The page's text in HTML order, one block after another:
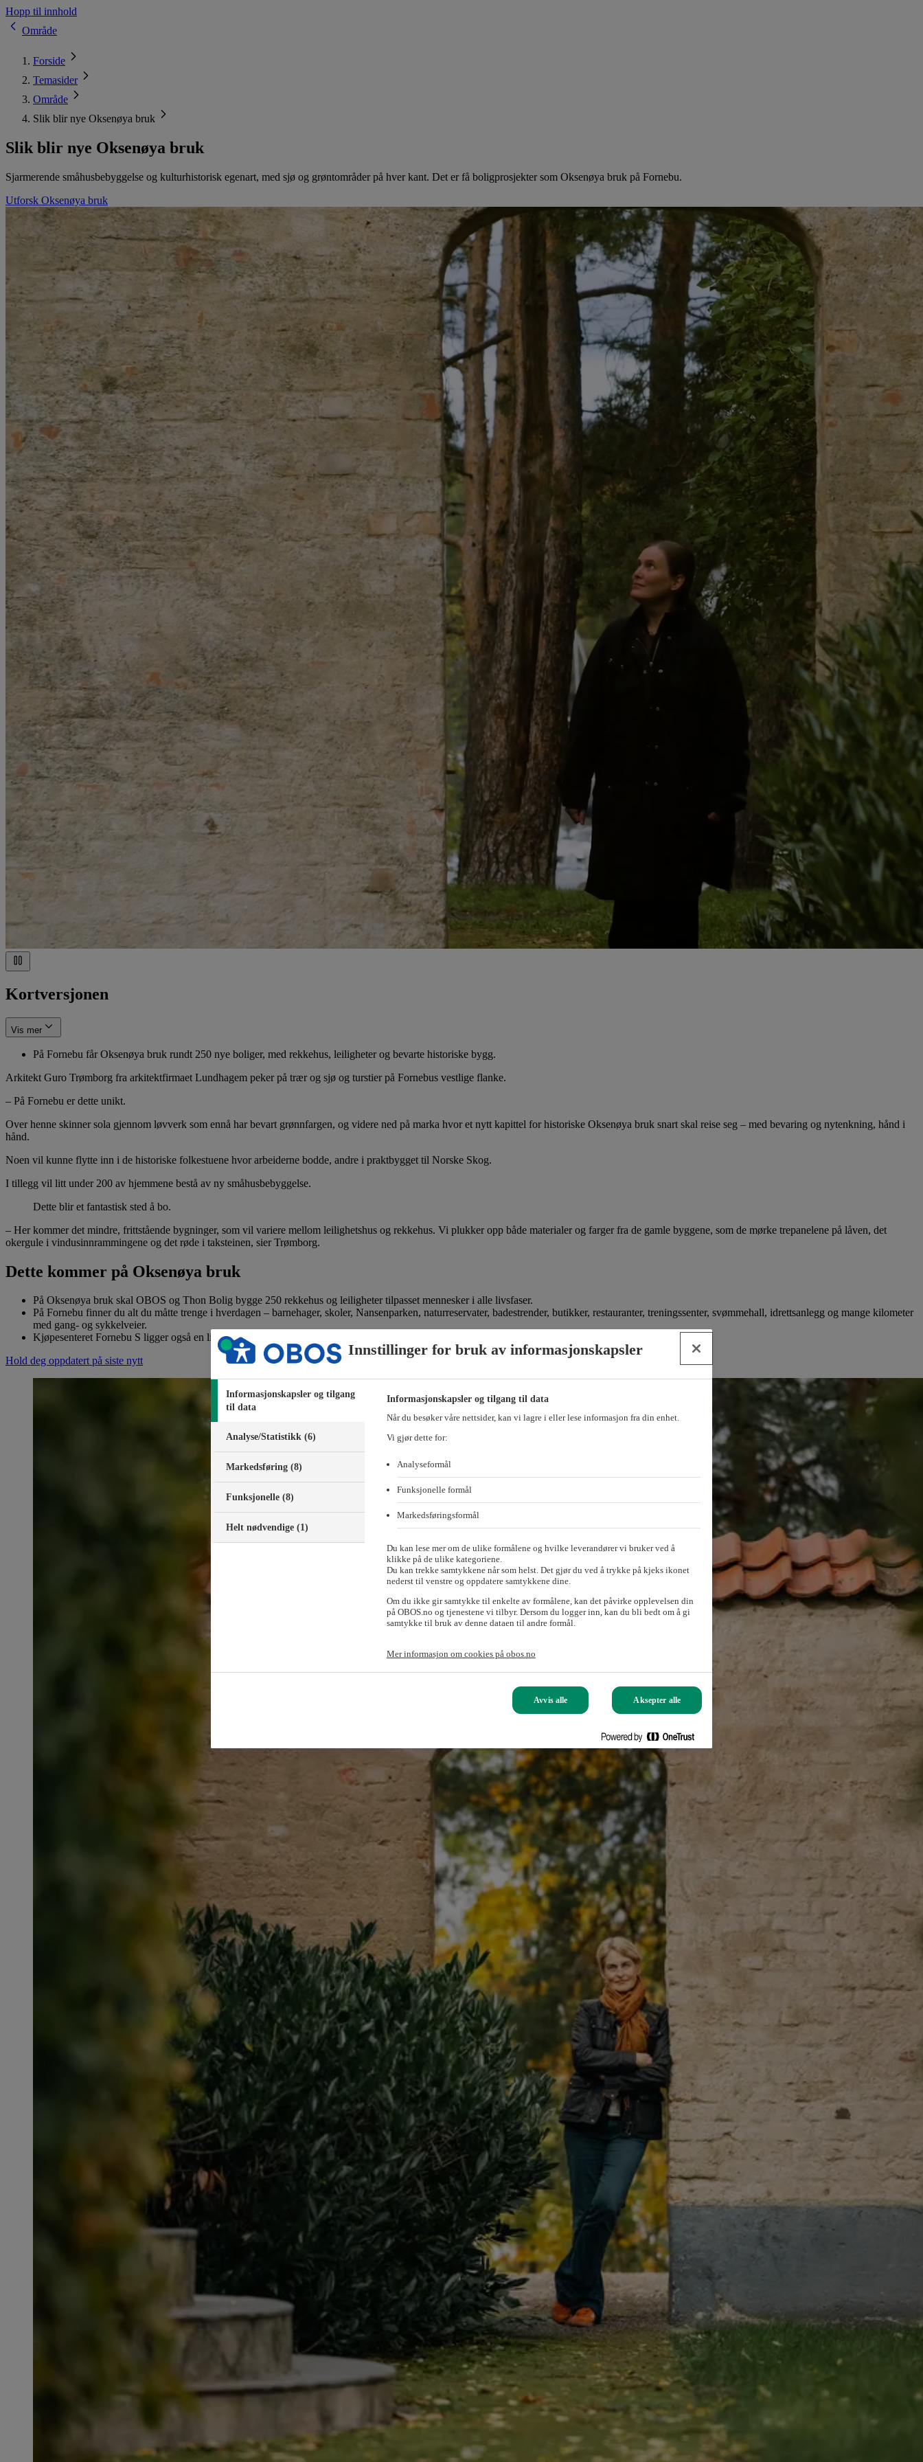
Hopp til innhold
Område
Forside
Temasider
Område
Slik blir nye Oksenøya bruk
Slik blir nye Oksenøya bruk
Sjarmerende småhusbebyggelse og kulturhistorisk egenart, med sjø og grøntområder på hver kant. Det er få boligprosjekter som Oksenøya bruk på Fornebu.
Utforsk Oksenøya bruk
Kortversjonen
Vis mer
På Fornebu får Oksenøya bruk rundt 250 nye boliger, med rekkehus, leiligheter og bevarte historiske bygg.
Arkitekt Guro Trømborg fra arkitektfirmaet Lundhagem peker på trær og sjø og turstier på Fornebus vestlige flanke.
– På Fornebu er dette unikt.
Over henne skinner sola gjennom løvverk som ennå har bevart grønnfargen, og videre ned på marka hvor et nytt kapittel for historiske Oksenøya bruk snart skal reise seg – med bevaring og nytenkning, hånd i
hånd.
Noen vil kunne flytte inn i de historiske folkestuene hvor arbeiderne bodde, andre i praktbygget til Norske Skog.
I tillegg vil litt under 200 av hjemmene bestå av ny småhusbebyggelse.
Dette blir et fantastisk sted å bo.
– Her kommer det mindre, frittstående bygninger, som vil variere mellom leilighetshus og rekkehus. Vi plukker opp både materialer og farger fra de gamle byggene, som de mørke trepanelene på låven, det
okergule i vindusinnrammingene og det røde i taksteinen, sier Trømborg.
Dette kommer på Oksenøya bruk
På Oksenøya bruk skal OBOS og Thon Bolig bygge 250 rekkehus og leiligheter tilpasset mennesker i alle livsfaser.
På Fornebu finner du alt du måtte trenge i hverdagen – barnehager, skoler, Nansenparken, naturreservater, badestrender, butikker, restauranter, treningssenter, svømmehall, idrettsanlegg og mange kilometer
med gang- og sykkelveier.
Kjøpesenteret Fornebu S ligger også en liten gå- eller sykkeltur unna. Og når T-banen kommer til Fornebu, vil nærmeste stopp være Flytårnet.
Hold deg oppdatert på siste nytt
Innstillinger for bruk av informasjonskapsler
Informasjonskapsler og tilgang
til data
Analyse/Statistikk (6)
Markedsføring (8)
Funksjonelle (8)
Helt nødvendige (1)
Informasjonskapsler og tilgang til data
Når du besøker våre nettsider, kan vi lagre i eller lese informasjon fra din enhet.
Vi gjør dette for:
Analyseformål
Funksjonelle formål
Markedsføringsformål
Du kan lese mer om de ulike formålene og hvilke leverandører vi bruker ved å
klikke på de ulike kategoriene.
Du kan trekke samtykkene når som helst. Det gjør du ved å trykke på kjeks ikonet
nederst til venstre og oppdatere samtykkene dine.
Om du ikke gir samtykke til enkelte av formålene, kan det påvirke opplevelsen din
på OBOS.no og tjenestene vi tilbyr. Dersom du logger inn, kan du bli bedt om å gi
samtykke til bruk av denne dataen til andre formål.
Mer informasjon om cookies på obos.no
Avvis alle Aksepter alle